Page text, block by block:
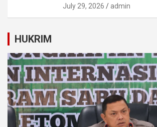
July 29, 2026 admin
HUKRIM